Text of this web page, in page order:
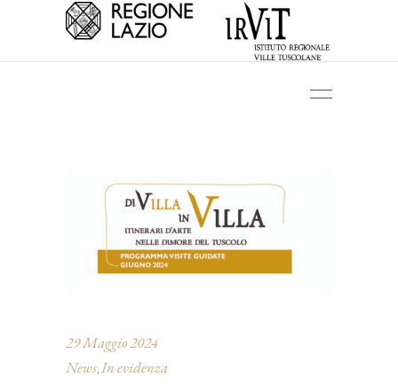
29 Maggio 2024
News, In evidenza